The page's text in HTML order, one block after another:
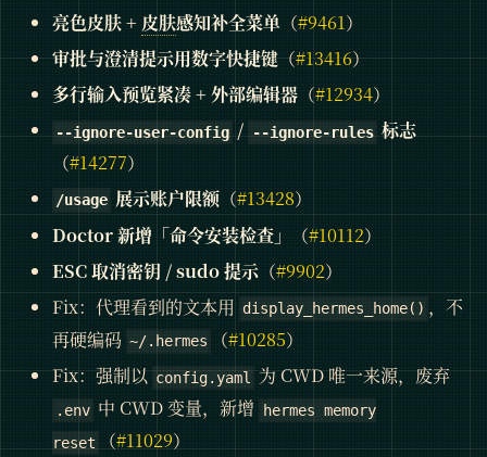
亮色皮肤 + 皮肤感知补全菜单 （#9461）
审批与澄清提示用数字快捷键（#13416）
多行输入预览紧凑 + 外部编辑器 （#12934）
--ignore-user-config/--ignore-rules标志
（#14277）
/usage 展示账户限额 （#13428）
Doctor 新增「命令安装检查」
（#10112）
ESC 取消密钥 / sudo 提示 （#9902）
Fix：代理看到的文本用 display_hermes_home() ，不
再硬编码 ~/.hermes （#10285）
Fix：强制以 config.yaml 为 CWD 唯一来源，废弃
.env 中 CWD 变量，新增
hermes memory
reset
（#11029）